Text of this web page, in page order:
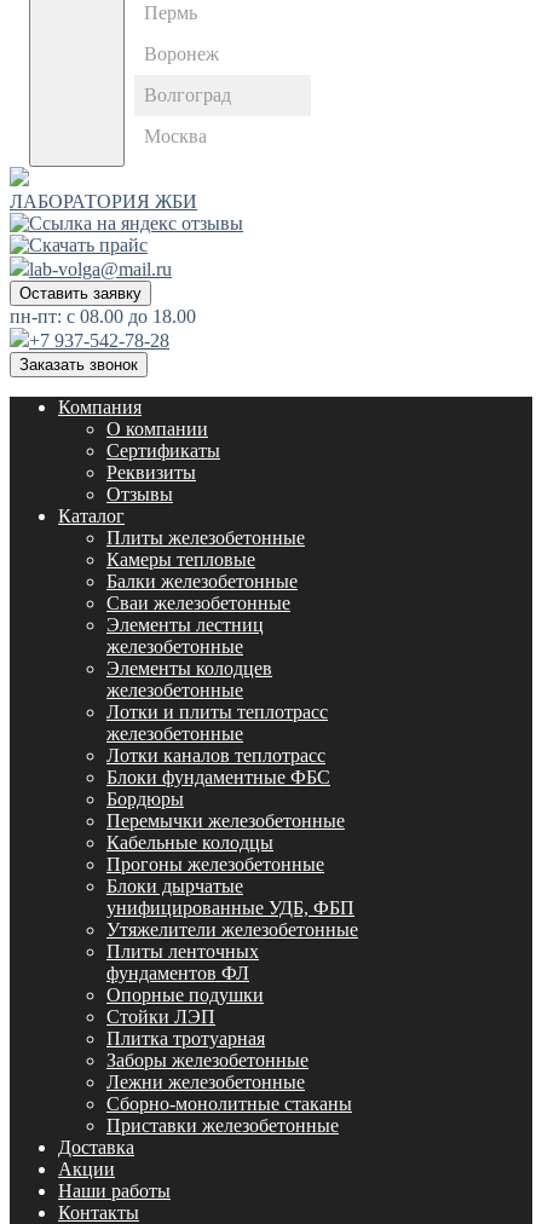
Пермь
Воронеж
Волгоград
Москва
ЛАБОРАТОРИЯ ЖБИ
lab-volga@mail.ru
Оставить заявку
пн-пт: с 08.00 до 18.00
+7 937-542-78-28
Заказать звонок
Компания
О компании
Сертификаты
Реквизиты
Отзывы
Каталог
Плиты железобетонные
Камеры тепловые
Балки железобетонные
Сваи железобетонные
Элементы лестниц
железобетонные
Элементы колодцев
железобетонные
Лотки и плиты теплотрасс
железобетонные
Лотки каналов теплотрасс
Блоки фундаментные ФБС
Бордюры
Перемычки железобетонные
Кабельные колодцы
Прогоны железобетонные
Блоки дырчатые
унифицированные УДБ, ФБП
Утяжелители железобетонные
Плиты ленточных
фундаментов ФЛ
Опорные подушки
Стойки ЛЭП
Плитка тротуарная
Заборы железобетонные
Лежни железобетонные
Сборно-монолитные стаканы
Приставки железобетонные
Доставка
Акции
Наши работы
Контакты